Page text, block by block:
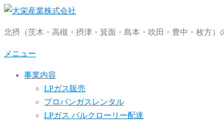
コ
テ
ン
北摂（茨木・高槻・摂津・箕面・島本・吹田・豊中・枚方）
メニュー
事業内容
LPガス販売
プロパンガスレンタル
LPガス バルクローリー配達